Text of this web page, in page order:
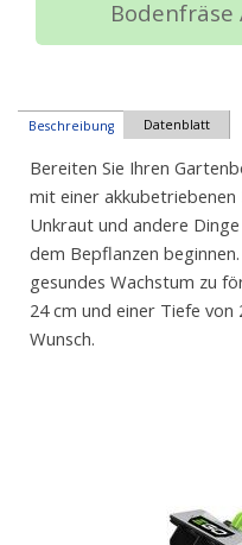
Bodenfräse
Beschreibung Datenblatt
Bereiten Sie Ihren
mit einer
Unkraut und andere
dem Bepflanzen
gesundes Wachstum zu
24 cm und einer Tiefe
Wunsch.